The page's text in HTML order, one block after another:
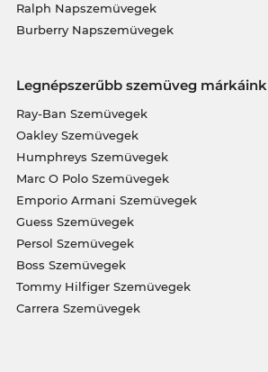
Ralph Napszemüvegek
Burberry Napszemüvegek
Legnépszerűbb szemüveg márkáink
Ray-Ban Szemüvegek
Oakley Szemüvegek
Humphreys Szemüvegek
Marc O Polo Szemüvegek
Emporio Armani Szemüvegek
Guess Szemüvegek
Persol Szemüvegek
Boss Szemüvegek
Tommy Hilfiger Szemüvegek
Carrera Szemüvegek